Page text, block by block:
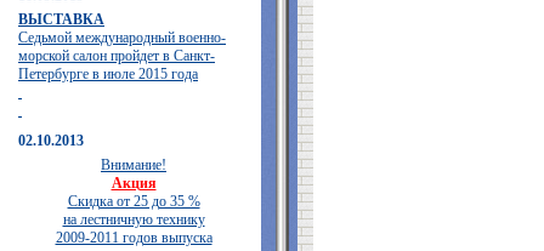
ВЫСТАВКА
Седьмой международный военно-
морской салон пройдет в Санкт-
Петербурге в июле 2015 года
02.10.2013
Внимание!
Акция
Скидка от 25 до 35 %
на лестничную технику
2009-2011 годов выпуска